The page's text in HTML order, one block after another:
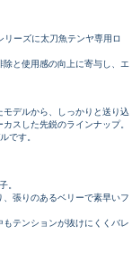
ーズに太刀魚テンヤ専用ロ
と使用感の向上に寄与し、エ
デルから、しっかりと送り込
スした先鋭のラインナップ。
です。
。
張りのあるベリーで素早いフ
テンションが抜けにくくバレ